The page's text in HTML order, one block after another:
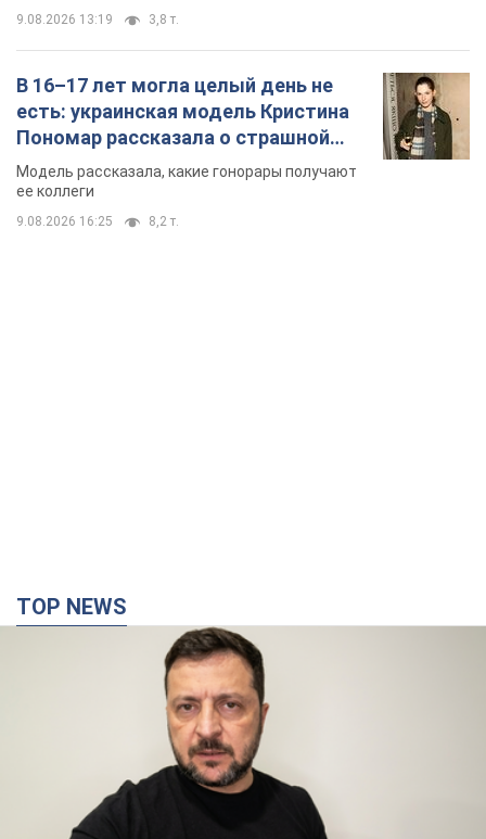
9.08.2026 13:19 3,8 т.
В 16–17 лет могла целый день не
есть: украинская модель Кристина
Пономар рассказала о страшной
стороне модельной карьеры
Модель рассказала, какие гонорары получают
ее коллеги
9.08.2026 16:25 8,2 т.
TOP NEWS